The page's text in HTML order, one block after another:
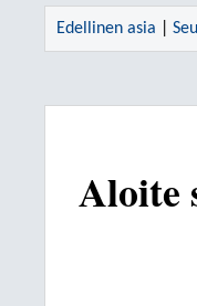
Edellinen asia
Aloite